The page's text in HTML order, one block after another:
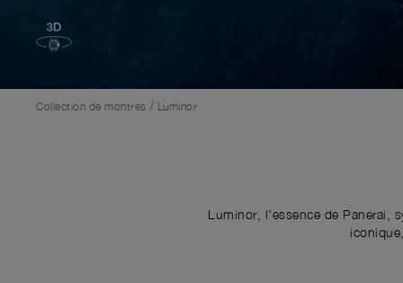
Collection de montres / Luminor
Luminor, l’essence de Panerai,